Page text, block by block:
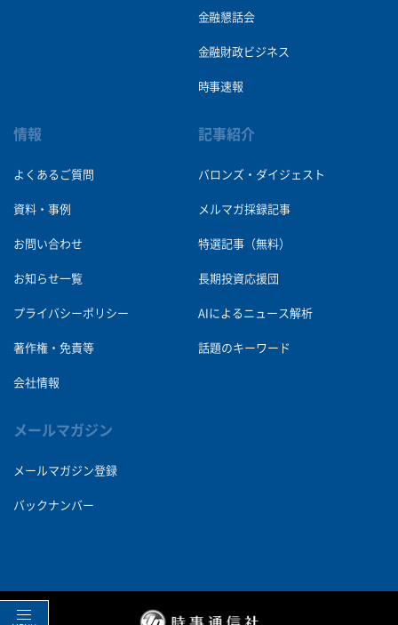
金融懇話会
金融財政ビジネス
時事速報
情報
よくあるご質問
資料・事例
お問い合わせ
お知らせ一覧
プライバシーポリシー
著作権・免責等
会社情報
記事紹介
バロンズ・ダイジェスト
メルマガ採録記事
特選記事（無料）
長期投資応援団
AIによるニュース解析
話題のキーワード
メールマガジン
メールマガジン登録
バックナンバー